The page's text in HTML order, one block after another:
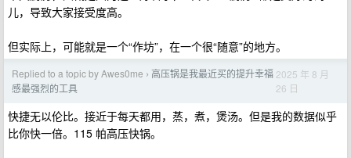
儿，导致大家接受度高。
但实际上，可能就是一个“作坊”，在一个很“随意”的地方。
Replied to a topic by Awes0me › 高压锅是我最近买的提升幸福
感最强烈的工具
2025 年 8 月
26 日
快捷无以伦比。接近于每天都用，蒸，煮，煲汤。但是我的数据似乎
比你快一倍。115 帕高压快锅。